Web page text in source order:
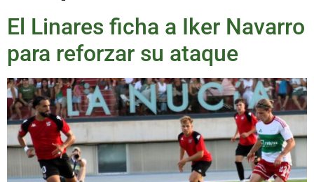
El Linares ficha a Iker Navarro
para reforzar su ataque